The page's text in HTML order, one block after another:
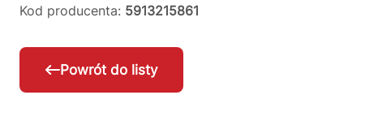
Kod producenta: 5913215861
Powrót do listy